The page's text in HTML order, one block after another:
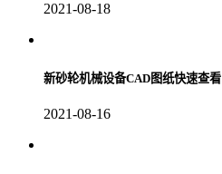
2021-08-18
新砂轮机械设备CAD图纸快速查看
2021-08-16